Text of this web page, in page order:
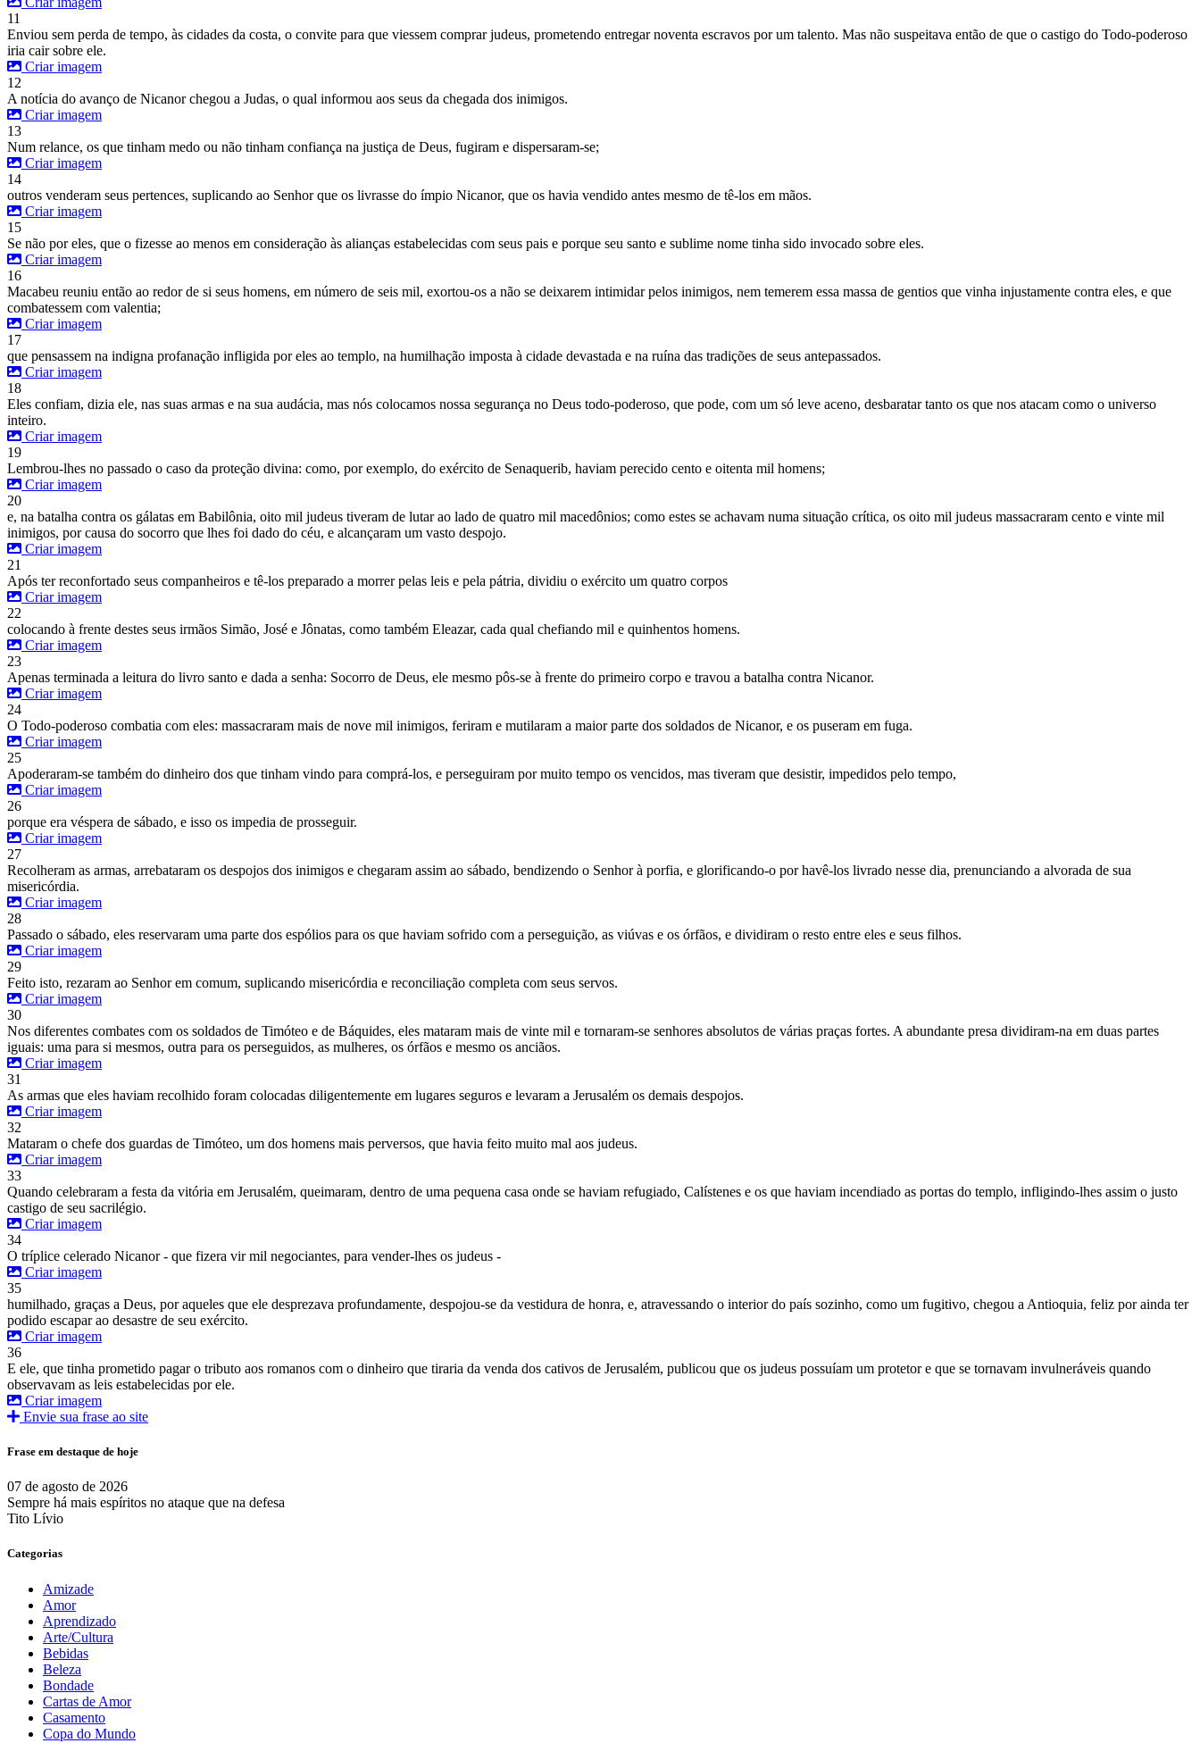
11
Enviou sem perda de tempo, às cidades da costa, o convite para que viessem comprar judeus, prometendo entregar noventa escravos por um talento. Mas não suspeitava então de que o castigo do Todo-poderoso
iria cair sobre ele.
Criar imagem
12
A notícia do avanço de Nicanor chegou a Judas, o qual informou aos seus da chegada dos inimigos.
Criar imagem
13
Num relance, os que tinham medo ou não tinham confiança na justiça de Deus, fugiram e dispersaram-se;
Criar imagem
14
outros venderam seus pertences, suplicando ao Senhor que os livrasse do ímpio Nicanor, que os havia vendido antes mesmo de tê-los em mãos.
Criar imagem
15
Se não por eles, que o fizesse ao menos em consideração às alianças estabelecidas com seus pais e porque seu santo e sublime nome tinha sido invocado sobre eles.
Criar imagem
16
Macabeu reuniu então ao redor de si seus homens, em número de seis mil, exortou-os a não se deixarem intimidar pelos inimigos, nem temerem essa massa de gentios que vinha injustamente contra eles, e que
combatessem com valentia;
Criar imagem
17
que pensassem na indigna profanação infligida por eles ao templo, na humilhação imposta à cidade devastada e na ruína das tradições de seus antepassados.
Criar imagem
18
Eles confiam, dizia ele, nas suas armas e na sua audácia, mas nós colocamos nossa segurança no Deus todo-poderoso, que pode, com um só leve aceno, desbaratar tanto os que nos atacam como o universo
inteiro.
Criar imagem
19
Lembrou-lhes no passado o caso da proteção divina: como, por exemplo, do exército de Senaquerib, haviam perecido cento e oitenta mil homens;
Criar imagem
20
e, na batalha contra os gálatas em Babilônia, oito mil judeus tiveram de lutar ao lado de quatro mil macedônios; como estes se achavam numa situação crítica, os oito mil judeus massacraram cento e vinte mil
inimigos, por causa do socorro que lhes foi dado do céu, e alcançaram um vasto despojo.
Criar imagem
21
Após ter reconfortado seus companheiros e tê-los preparado a morrer pelas leis e pela pátria, dividiu o exército um quatro corpos
Criar imagem
22
colocando à frente destes seus irmãos Simão, José e Jônatas, como também Eleazar, cada qual chefiando mil e quinhentos homens.
Criar imagem
23
Apenas terminada a leitura do livro santo e dada a senha: Socorro de Deus, ele mesmo pôs-se à frente do primeiro corpo e travou a batalha contra Nicanor.
Criar imagem
24
O Todo-poderoso combatia com eles: massacraram mais de nove mil inimigos, feriram e mutilaram a maior parte dos soldados de Nicanor, e os puseram em fuga.
Criar imagem
25
Apoderaram-se também do dinheiro dos que tinham vindo para comprá-los, e perseguiram por muito tempo os vencidos, mas tiveram que desistir, impedidos pelo tempo,
Criar imagem
26
porque era véspera de sábado, e isso os impedia de prosseguir.
Criar imagem
27
Recolheram as armas, arrebataram os despojos dos inimigos e chegaram assim ao sábado, bendizendo o Senhor à porfia, e glorificando-o por havê-los livrado nesse dia, prenunciando a alvorada de sua
misericórdia.
Criar imagem
28
Passado o sábado, eles reservaram uma parte dos espólios para os que haviam sofrido com a perseguição, as viúvas e os órfãos, e dividiram o resto entre eles e seus filhos.
Criar imagem
29
Feito isto, rezaram ao Senhor em comum, suplicando misericórdia e reconciliação completa com seus servos.
Criar imagem
30
Nos diferentes combates com os soldados de Timóteo e de Báquides, eles mataram mais de vinte mil e tornaram-se senhores absolutos de várias praças fortes. A abundante presa dividiram-na em duas partes
iguais: uma para si mesmos, outra para os perseguidos, as mulheres, os órfãos e mesmo os anciãos.
Criar imagem
31
As armas que eles haviam recolhido foram colocadas diligentemente em lugares seguros e levaram a Jerusalém os demais despojos.
Criar imagem
32
Mataram o chefe dos guardas de Timóteo, um dos homens mais perversos, que havia feito muito mal aos judeus.
Criar imagem
33
Quando celebraram a festa da vitória em Jerusalém, queimaram, dentro de uma pequena casa onde se haviam refugiado, Calístenes e os que haviam incendiado as portas do templo, infligindo-lhes assim o justo
castigo de seu sacrilégio.
Criar imagem
34
O tríplice celerado Nicanor - que fizera vir mil negociantes, para vender-lhes os judeus -
Criar imagem
35
humilhado, graças a Deus, por aqueles que ele desprezava profundamente, despojou-se da vestidura de honra, e, atravessando o interior do país sozinho, como um fugitivo, chegou a Antioquia, feliz por ainda ter
podido escapar ao desastre de seu exército.
Criar imagem
36
E ele, que tinha prometido pagar o tributo aos romanos com o dinheiro que tiraria da venda dos cativos de Jerusalém, publicou que os judeus possuíam um protetor e que se tornavam invulneráveis quando
observavam as leis estabelecidas por ele.
Criar imagem
Envie sua frase ao site
Frase em destaque de hoje
07 de agosto de 2026
Sempre há mais espíritos no ataque que na defesa
Tito Lívio
Categorias
Amizade
Amor
Aprendizado
Arte/Cultura
Bebidas
Beleza
Bondade
Cartas de Amor
Casamento
Copa do Mundo